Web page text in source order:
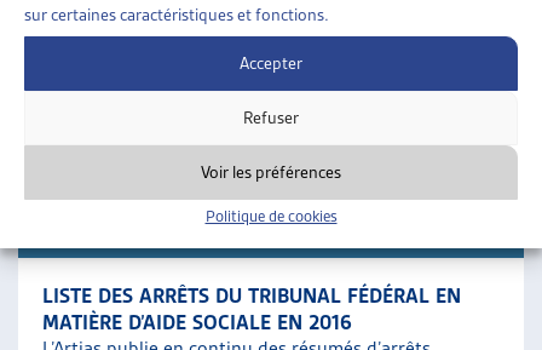
sur certaines caractéristiques et fonctions.
Accepter
Refuser
Voir les préférences
Politique de cookies
nouveauté au plan juridique, mais ils nous ont semblé
intéressants par rapport au fonctionnement des assurances
sociales, singulièrement dans la perspective de la
subsidiarité de l’aide sociale.
SUR LE MÊME THÈME…
•REVUE DES ARRÊTS DU TF,
LISTE DES ARRÊTS DU TRIBUNAL FÉDÉRAL EN
MATIÈRE D’AIDE SOCIALE EN 2016